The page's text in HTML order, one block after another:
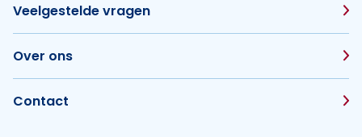
Veelgestelde vragen
Over ons
Contact